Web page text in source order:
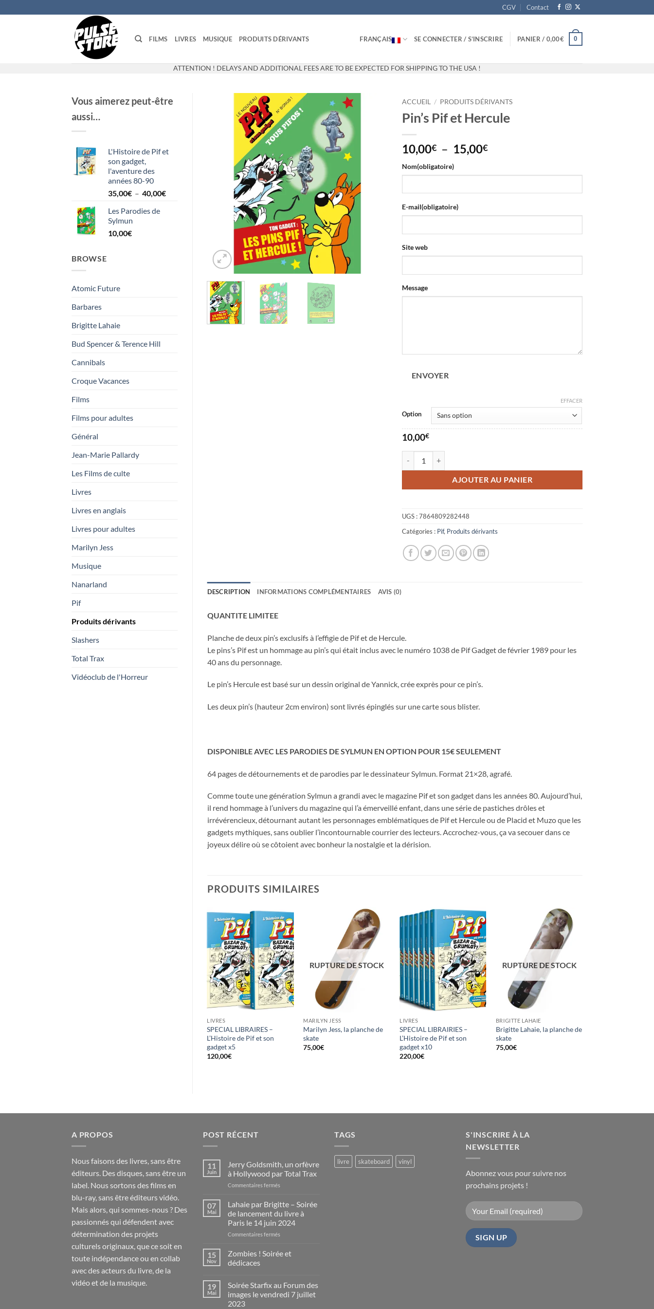
au
CGV Contact
FILMS LIVRES MUSIQUE PRODUITS DÉRIVANTS FRANÇAIS SE CONNECTER / S’INSCRIRE PANIER / 0,00€ 0
ATTENTION ! DELAYS AND ADDITIONAL FEES ARE TO BE EXPECTED FOR SHIPPING TO THE USA !
Vous aimerez peut-être
aussi…
L'Histoire de Pif et
son gadget,
l'aventure des
années 80-90
35,00€ – 40,00€Plage
Les Parodies de
Sylmun
10,00€
BROWSE
Atomic Future
Barbares
Brigitte Lahaie
Bud Spencer & Terence Hill
Cannibals
Croque Vacances
Films
Films pour adultes
Général
Jean-Marie Pallardy
Les Films de culte
Livres
Livres en anglais
Livres pour adultes
Marilyn Jess
Musique
Nanarland
Pif
Produits dérivants
Slashers
Total Trax
Vidéoclub de l'Horreur
ACCUEIL / PRODUITS DÉRIVANTS
Pin’s Pif et Hercule
10,00€ – 15,00€Plage
prix :
à
Nom(obligatoire)
E-mail(obligatoire)
Site web
Message
ENVOYER
Option
EFFACER
10,00€
AJOUTER AU PANIER
UGS :7864809282448
Catégories : Pif, Produits dérivants
DESCRIPTION INFORMATIONS COMPLÉMENTAIRES AVIS (0)
QUANTITE LIMITEE
Planche de deux pin’s exclusifs à l’effigie de Pif et de Hercule.
Le pins’s Pif est un hommage au pin’s qui était inclus avec le numéro 1038 de Pif Gadget de février 1989 pour les
40 ans du personnage.
Le pin’s Hercule est basé sur un dessin original de Yannick, crée exprès pour ce pin’s.
Les deux pin’s (hauteur 2cm environ) sont livrés épinglés sur une carte sous blister.
DISPONIBLE AVEC LES PARODIES DE SYLMUN EN OPTION POUR 15€ SEULEMENT
64 pages de détournements et de parodies par le dessinateur Sylmun. Format 21×28, agrafé.
Comme toute une génération Sylmun a grandi avec le magazine Pif et son gadget dans les années 80. Aujourd’hui,
il rend hommage à l’univers du magazine qui l’a émerveillé enfant, dans une série de pastiches drôles et
irrévérencieux, détournant autant les personnages emblématiques de Pif et Hercule ou de Placid et Muzo que les
gadgets mythiques, sans oublier l’incontournable courrier des lecteurs. Accrochez-vous, ça va secouer dans ce
joyeux délire où se côtoient avec bonheur la nostalgie et la dérision.
PRODUITS SIMILAIRES
Ajouter
à la
wishlist
LIVRES
SPECIAL LIBRAIRES –
L’Histoire de Pif et son
gadget x5
120,00€
Ajouter
à la
wishlist
RUPTURE DE STOCK
MARILYN JESS
Marilyn Jess, la planche de
skate
75,00€
Ajouter
à la
wishlist
LIVRES
SPECIAL LIBRAIRIES –
L’Histoire de Pif et son
gadget x10
220,00€
Ajouter
à la
wishlist
RUPTURE DE STOCK
BRIGITTE LAHAIE
Brigitte Lahaie, la planche de
skate
75,00€
A PROPOS
Nous faisons des livres, sans être
éditeurs. Des disques, sans être un
label. Nous sortons des films en
blu-ray, sans être éditeurs vidéo.
Mais alors, qui sommes-nous ? Des
passionnés qui défendent avec
détermination des projets
culturels originaux, que ce soit en
toute indépendance ou en collab
avec des acteurs du livre, de la
vidéo et de la musique.
POST RÉCENT
11
Juin
Jerry Goldsmith, un orfèvre
à Hollywood par Total Trax
Commentaires fermés
Goldsmith,
orfèvre
à
Total
07
Mai
Lahaie par Brigitte – Soirée
de lancement du livre à
Paris le 14 juin 2024
Commentaires fermés
de
lancement
15
Nov
Zombies ! Soirée et
dédicaces
sur
Zombies
!
Soirée
19
Mai
Soirée Starfix au Forum des
images le vendredi 7 juillet
2023
TAGS
livre skateboard vinyl
S'INSCRIRE À LA
NEWSLETTER
Abonnez vous pour suivre nos
prochains projets !